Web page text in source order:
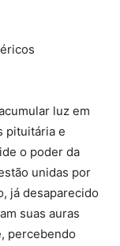
luz em
pituitária e
o poder da
unidas por
já desaparecido
suas auras
percebendo